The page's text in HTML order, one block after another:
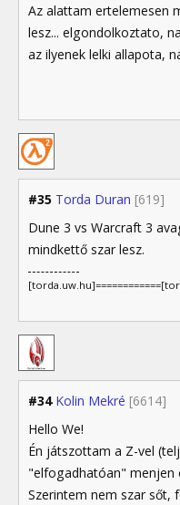
Az alattam ertelemesen
lesz... elgondolkoztato,
az ilyenek lelki allapota,
#35 Torda Duran [619]
Dune 3 vs Warcraft 3
mindkettő szar lesz.
#34 Kolin Mekré [6614]
Hello We!
Én játszottam a Z-vel
"elfogadhatóan" menjen
Szerintem nem szar sőt,